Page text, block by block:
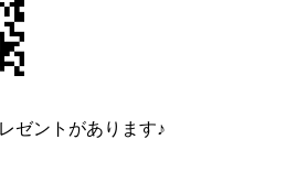
ゼントがあります♪